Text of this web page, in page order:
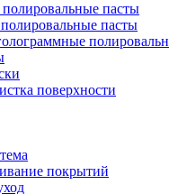
пасты
пасты
поверхности
покрытий